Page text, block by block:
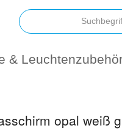
&
opal weiß